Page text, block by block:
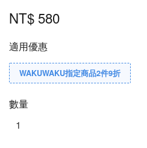
NT$ 580
適用優惠
WAKUWAKU指定商品2件9折
數量